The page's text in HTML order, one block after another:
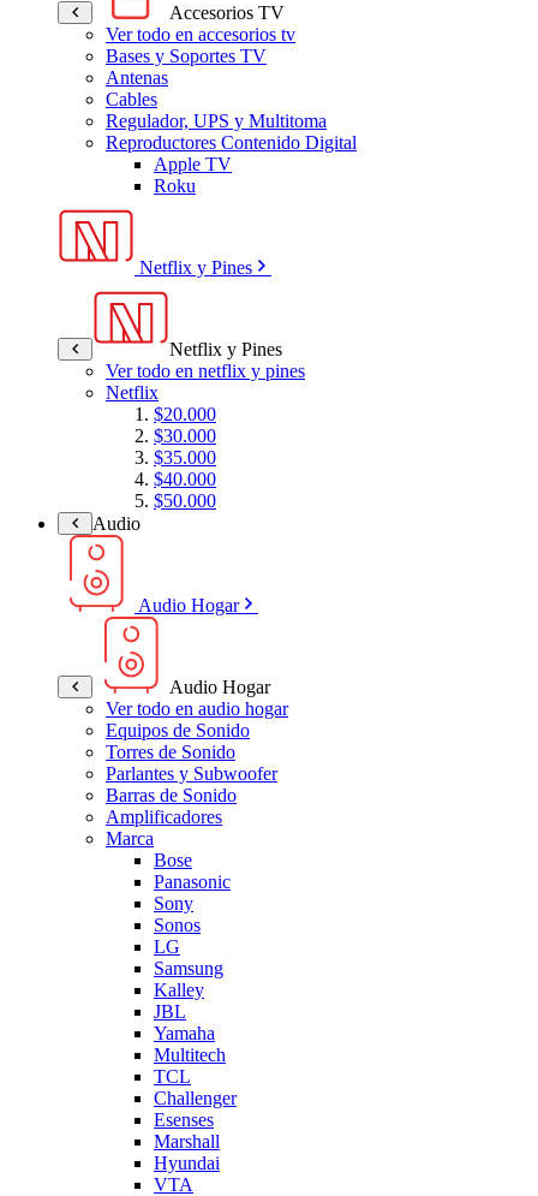
Accesorios TV
Ver todo en accesorios tv
Bases y Soportes TV
Antenas
Cables
Regulador, UPS y Multitoma
Reproductores Contenido Digital
Apple TV
Roku
Netflix y Pines
Netflix y Pines
Ver todo en netflix y pines
Netflix
$20.000
$30.000
$35.000
$40.000
$50.000
Audio
Audio Hogar
Audio Hogar
Ver todo en audio hogar
Equipos de Sonido
Torres de Sonido
Parlantes y Subwoofer
Barras de Sonido
Amplificadores
Marca
Bose
Panasonic
Sony
Sonos
LG
Samsung
Kalley
JBL
Yamaha
Multitech
TCL
Challenger
Esenses
Marshall
Hyundai
VTA